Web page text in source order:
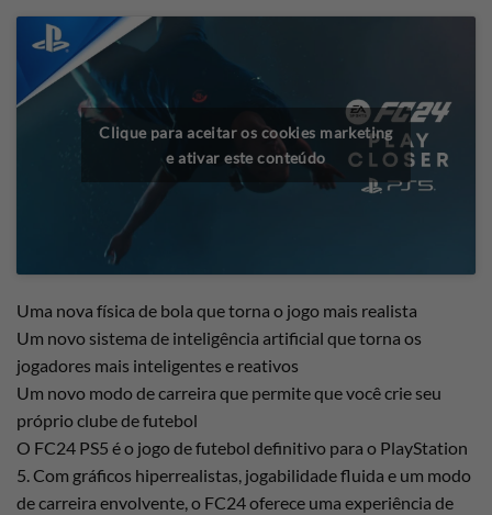
Clique para aceitar os cookies marketing
e ativar este conteúdo
Uma nova física de bola que torna o jogo mais realista
Um novo sistema de inteligência artificial que torna os
jogadores mais inteligentes e reativos
Um novo modo de carreira que permite que você crie seu
próprio clube de futebol
O FC24 PS5 é o jogo de futebol definitivo para o PlayStation
5. Com gráficos hiperrealistas, jogabilidade fluida e um modo
de carreira envolvente, o FC24 oferece uma experiência de